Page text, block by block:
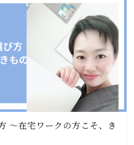
〜在宅ワークの方こそ、き